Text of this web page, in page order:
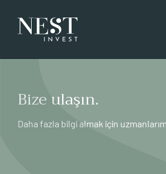
Bize ulaşın.
Daha fazla bilgi almak için